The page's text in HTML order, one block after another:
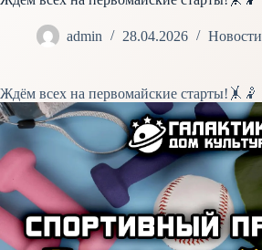
admin 28.04.2026 Новости
Ждём всех на первомайские старты!🤸🤾